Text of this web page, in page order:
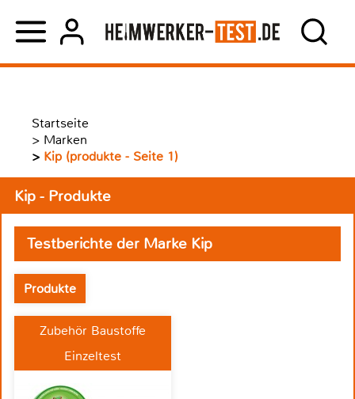
Startseite
> Marken
> Kip (produkte - Seite 1)
Kip - Produkte
Testberichte der Marke Kip
Produkte
Zubehör Baustoffe
Einzeltest